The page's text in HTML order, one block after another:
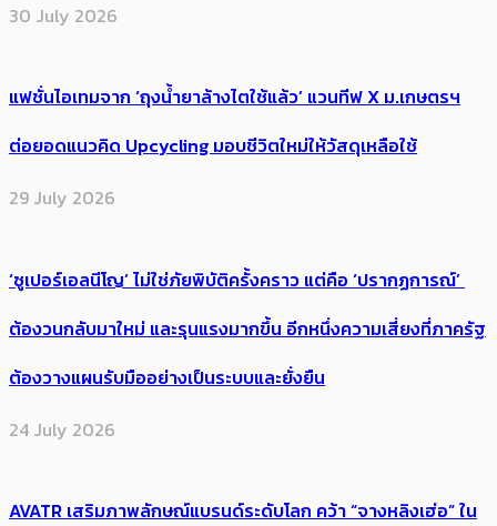
30 July 2026
แฟชั่นไอเทมจาก ‘ถุงน้ำยาล้างไตใช้แล้ว’ แวนทีฟ X ม.เกษตรฯ
ต่อยอดแนวคิด Upcycling มอบชีวิตใหม่ให้วัสดุเหลือใช้
29 July 2026
‘ซูเปอร์เอลนีโญ’ ไม่ใช่ภัยพิบัติครั้งคราว แต่คือ ‘ปรากฏการณ์’ ​
ต้อง​วนกลับมาใหม่ และรุนแรงมากขึ้น อีกหนึ่งความเสี่ยงที่ภาครัฐ
ต้องวางแผนรับมืออย่างเป็นระบบและยั่งยืน
24 July 2026
AVATR เสริมภาพลักษณ์แบรนด์ระดับโลก คว้า “จางหลิงเฮ่อ” ใน